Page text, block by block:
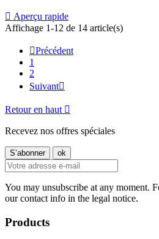
 Aperçu rapide
Affichage 1-12 de 14 article(s)
Précédent
1
2
Suivant
Retour en haut 
Recevez nos offres spéciales
You may unsubscribe at any moment.
our contact info in the legal notice.
Products